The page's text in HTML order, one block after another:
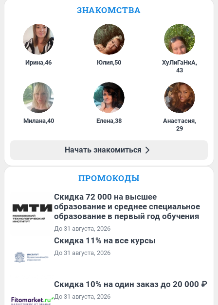
ЗНАКОМСТВА
Ирина,46 Юлия,50 ХуЛиГаНкА,
43
Милана,40 Елена,38 Анастасия,
29
Начать знакомиться
ПРОМОКОДЫ
Скидка 72 000 на высшее
образование и среднее специальное
образование в первый год обучения
До 31 августа, 2026
Скидка 11% на все курсы
До 31 августа, 2026
Скидка 10% на один заказ до 20 000 ₽
До 31 августа, 2026